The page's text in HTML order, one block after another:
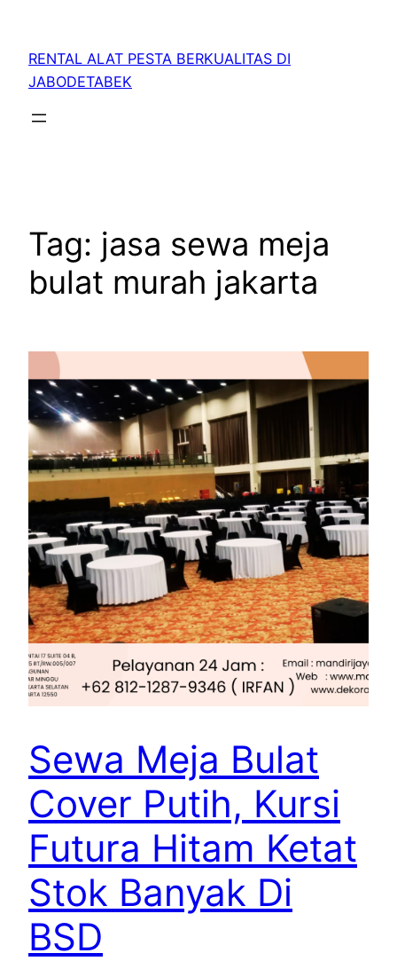
RENTAL ALAT PESTA BERKUALITAS DI
JABODETABEK
Tag: jasa sewa meja
bulat murah jakarta
Sewa Meja Bulat
Cover Putih, Kursi
Futura Hitam Ketat
Stok Banyak Di
BSD